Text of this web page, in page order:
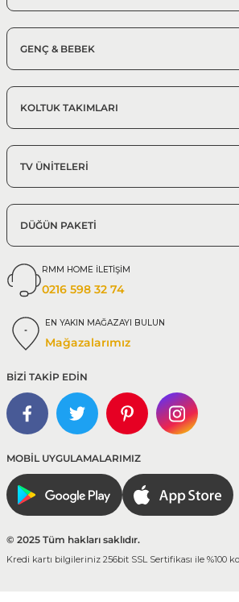
GENÇ & BEBEK
KOLTUK TAKIMLARI
TV ÜNİTELERİ
DÜĞÜN PAKETİ
RMM HOME İLETİŞİM
0216 598 32 74
EN YAKIN MAĞAZAYI BULUN
Mağazalarımız
BİZİ TAKİP EDİN
MOBİL UYGULAMALARIMIZ
© 2025 Tüm hakları saklıdır.
Kredi kartı bilgileriniz 256bit SSL Sertifikası ile %100